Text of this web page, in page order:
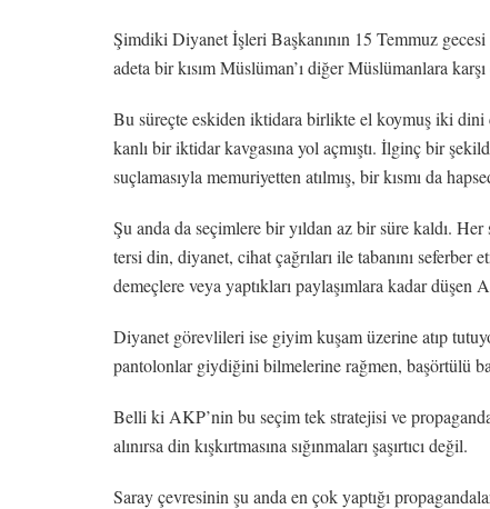
Şimdiki Diyanet İşleri Başkanının 15 Temmuz
adeta bir kısım Müslüman’ı diğer Müslümanlara karşı
Bu süreçte eskiden iktidara birlikte el koymuş iki dini
kanlı bir iktidar kavgasına yol açmıştı. İlginç bir
suçlamasıyla memuriyetten atılmış, bir kısmı da
Şu anda da seçimlere bir yıldan az bir süre kaldı. Her
tersi din, diyanet, cihat çağrıları ile tabanını
demeçlere veya yaptıkları paylaşımlara kadar düşen
Diyanet görevlileri ise giyim kuşam üzerine atıp
pantolonlar giydiğini bilmelerine rağmen, başörtülü
Belli ki AKP’nin bu seçim tek stratejisi ve
alınırsa din kışkırtmasına sığınmaları şaşırtıcı değil.
Saray çevresinin şu anda en çok yaptığı